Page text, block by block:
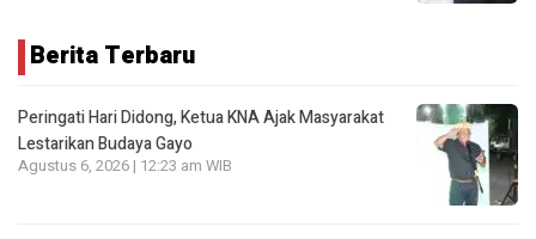
Berita Terbaru
Peringati Hari Didong, Ketua KNA Ajak Masyarakat
Lestarikan Budaya Gayo
Agustus 6, 2026 | 12:23 am WIB